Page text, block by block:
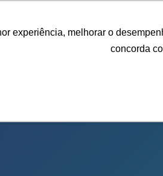
experiência, melhorar o
concorda
PÓS-GRADUAÇÃO